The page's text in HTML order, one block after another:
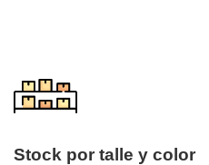
Stock por talle y color